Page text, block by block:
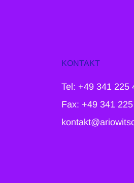
KONTAKT
Tel: +49 341 225
Fax: +49 341